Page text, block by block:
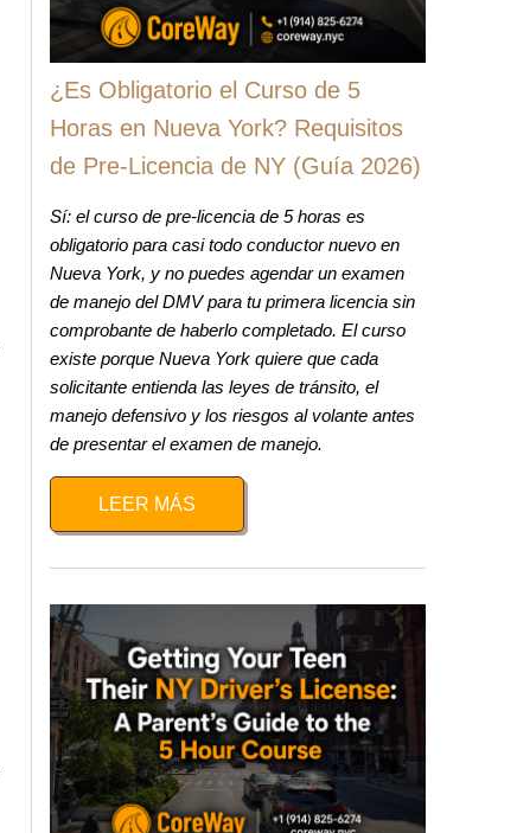
¿Es Obligatorio el Curso de 5
Horas en Nueva York? Requisitos
de Pre-Licencia de NY (Guía 2026)
Sí: el curso de pre-licencia de 5 horas es
obligatorio para casi todo conductor nuevo en
Nueva York, y no puedes agendar un examen
de manejo del DMV para tu primera licencia sin
comprobante de haberlo completado. El curso
existe porque Nueva York quiere que cada
solicitante entienda las leyes de tránsito, el
manejo defensivo y los riesgos al volante antes
de presentar el examen de manejo.
LEER MÁS